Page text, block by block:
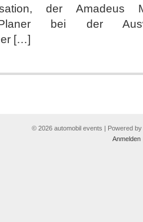
der
Planer bei der
[…]
© 2026 automobil events | Powered by
Anmelden|